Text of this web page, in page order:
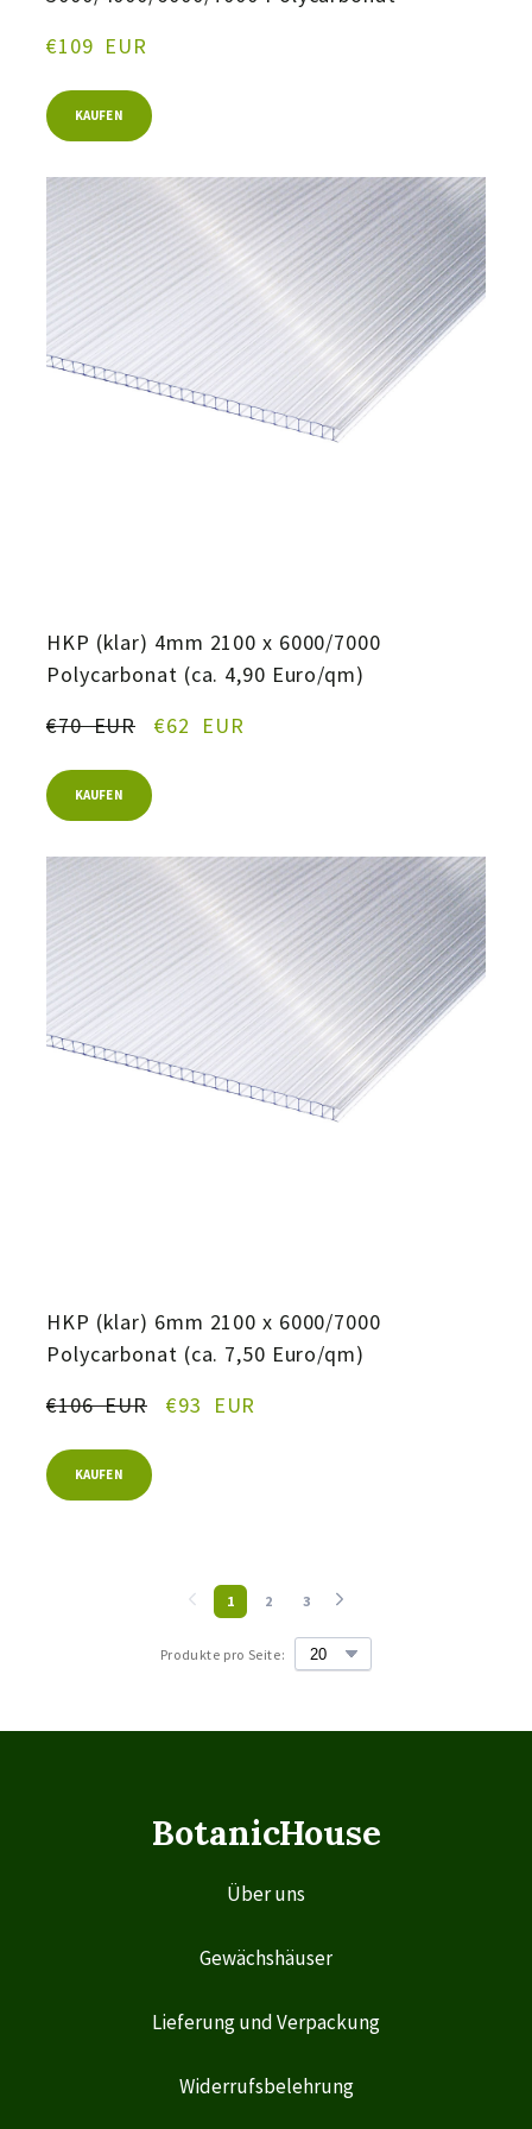
€109  EUR
KAUFEN
HKP (klar) 4mm 2100 x 6000/7000
Polycarbonat (ca. 4,90 Euro/qm)
€70  EUR
€62  EUR
KAUFEN
HKP (klar) 6mm 2100 x 6000/7000
Polycarbonat (ca. 7,50 Euro/qm)
€106  EUR
€93  EUR
KAUFEN
Produkte pro Seite:
1 2 3
BotanicHouse
Über uns
Gewächshäuser
Lieferung und Verpackung
Widerrufsbelehrung